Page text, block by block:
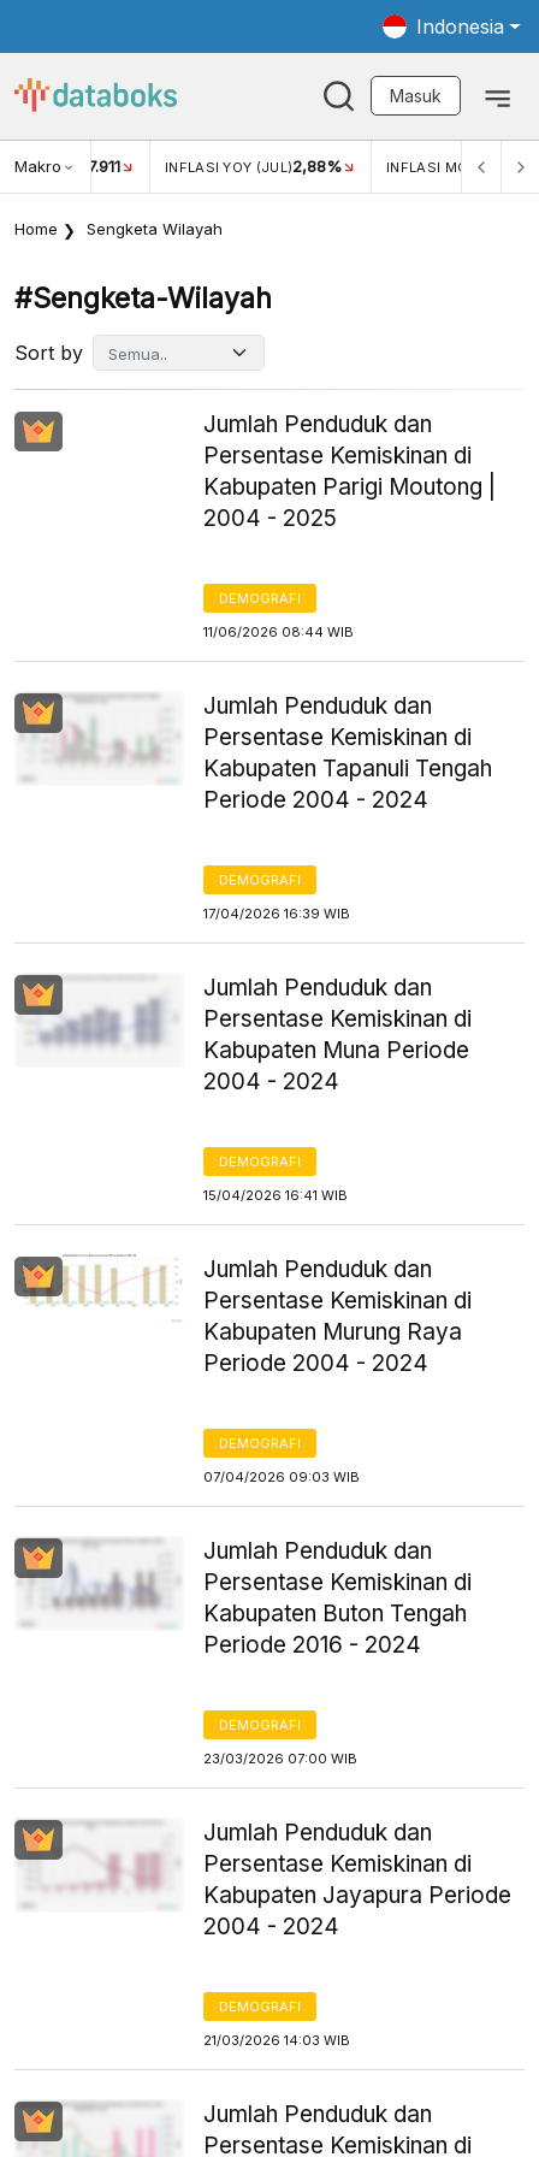
Indonesia
Masuk
Makro
USD/IDR 17.911 INFLASI YOY (JUL)2,88% INFLASI MOM (JUL)-
Home Sengketa Wilayah
#sengketa-Wilayah
Sort by
Jumlah Penduduk dan
Persentase Kemiskinan di
Kabupaten Parigi Moutong |
2004 - 2025
DEMOGRAFI
11/06/2026 08:44 WIB
Jumlah Penduduk dan
Persentase Kemiskinan di
Kabupaten Tapanuli Tengah
Periode 2004 - 2024
DEMOGRAFI
17/04/2026 16:39 WIB
Jumlah Penduduk dan
Persentase Kemiskinan di
Kabupaten Muna Periode
2004 - 2024
DEMOGRAFI
15/04/2026 16:41 WIB
Jumlah Penduduk dan
Persentase Kemiskinan di
Kabupaten Murung Raya
Periode 2004 - 2024
DEMOGRAFI
07/04/2026 09:03 WIB
Jumlah Penduduk dan
Persentase Kemiskinan di
Kabupaten Buton Tengah
Periode 2016 - 2024
DEMOGRAFI
23/03/2026 07:00 WIB
Jumlah Penduduk dan
Persentase Kemiskinan di
Kabupaten Jayapura Periode
2004 - 2024
DEMOGRAFI
21/03/2026 14:03 WIB
Jumlah Penduduk dan
Persentase Kemiskinan di